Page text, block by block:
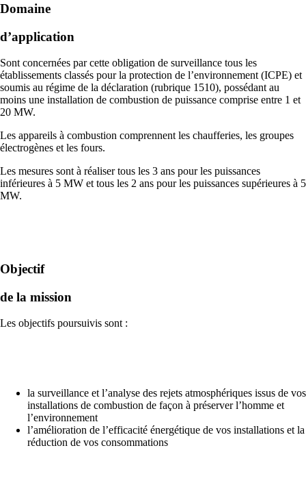
Domaine
d’application
Sont concernées par cette obligation de surveillance tous les
établissements classés pour la protection de l’environnement (ICPE) et
soumis au régime de la déclaration (rubrique 1510), possédant au
moins une installation de combustion de puissance comprise entre 1 et
20 MW.
Les appareils à combustion comprennent les chaufferies, les groupes
électrogènes et les fours.
Les mesures sont à réaliser tous les 3 ans pour les puissances
inférieures à 5 MW et tous les 2 ans pour les puissances supérieures à 5
MW.
Objectif
de la mission
Les objectifs poursuivis sont :
la surveillance et l’analyse des rejets atmosphériques issus de vos
installations de combustion de façon à préserver l’homme et
l’environnement
l’amélioration de l’efficacité énergétique de vos installations et la
réduction de vos consommations